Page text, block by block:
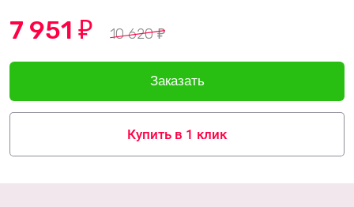
7 951 ₽ 10 620₽
Купить в 1 клик